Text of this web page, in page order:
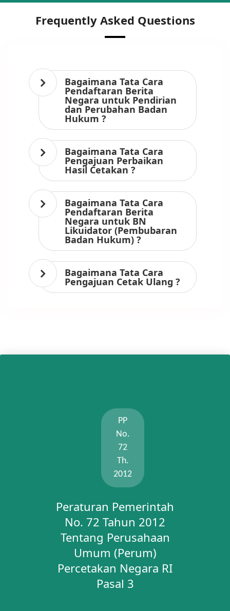
Frequently Asked Questions
Bagaimana Tata Cara
Pendaftaran Berita
Negara untuk Pendirian
dan Perubahan Badan
Hukum ?
Bagaimana Tata Cara
Pengajuan Perbaikan
Hasil Cetakan ?
Bagaimana Tata Cara
Pendaftaran Berita
Negara untuk BN
Likuidator (Pembubaran
Badan Hukum) ?
Bagaimana Tata Cara
Pengajuan Cetak Ulang ?
PP
No.
72
Th.
2012
Peraturan Pemerintah
No. 72 Tahun 2012
Tentang Perusahaan
Umum (Perum)
Percetakan Negara RI
Pasal 3